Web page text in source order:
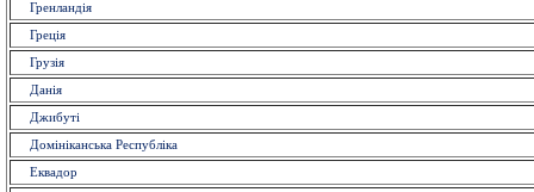
Гренландія
Греція
Грузія
Данія
Джибуті
Домініканська Республіка
Еквадор